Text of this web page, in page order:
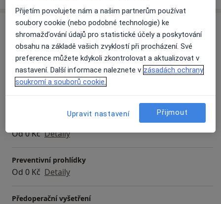
Služby a ceník služeb
Diagnostické testy
Od 0 Kč Detaily
Diagnostické vyšetření
Od 0 Kč Detaily
Preventivní prohlídky
Od 0 Kč Detaily
Předoperační vyšetření
Přijetím povolujete nám a našim partnerům používat
soubory cookie (nebo podobné technologie) ke
shromažďování údajů pro statistické účely a poskytování
obsahu na základě vašich zvyklostí při procházení. Své
preference můžete kdykoli zkontrolovat a aktualizovat v
nastavení. Další informace naleznete v zásadách ochrany
soukromí a souborů cookie.
Upravit nastavení Přijmout